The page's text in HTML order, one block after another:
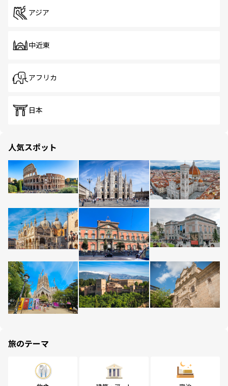
アジア
中近東
アフリカ
日本
人気スポット
旅のテーマ